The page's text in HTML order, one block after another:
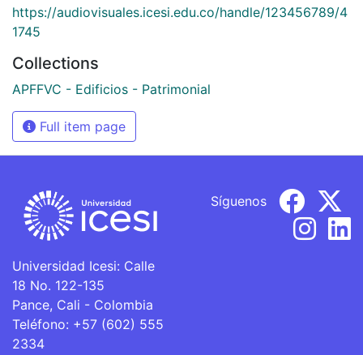
https://audiovisuales.icesi.edu.co/handle/123456789/4
1745
Collections
APFFVC - Edificios - Patrimonial
Full item page
Universidad Icesi: Calle
18 No. 122-135
Pance, Cali - Colombia
Teléfono: +57 (602) 555
2334
Síguenos